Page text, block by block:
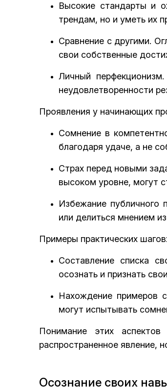
Высокие стандарты и
трендам, но и уметь их
Сравнение с другими.
свои собственные
Личный
неудовлетворенности
Проявления у начинающих
Сомнение в
благодаря удаче, а не
Страх перед новыми
высоком уровне, могут
Избежание публичного
или делиться мнением
Примеры практических шагов:
Составление списка
осознать и признать
Нахождение примеров
могут испытывать
Понимание этих
распространенное явление,
Осознание своих